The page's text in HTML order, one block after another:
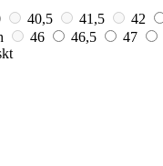
40,5 41,5 42
46 46,5 47